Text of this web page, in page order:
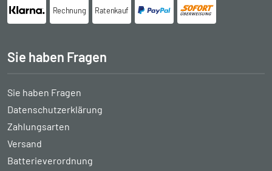
Rechnung Ratenkauf
Sie haben Fragen
Sie haben Fragen
Datenschutzerklärung
Zahlungsarten
Versand
Batterieverordnung